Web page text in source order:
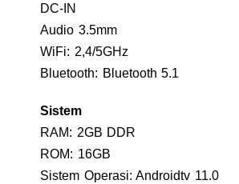
DC-IN
Audio 3.5mm
WiFi: 2,4/5GHz
Bluetooth: Bluetooth 5.1
Sistem
RAM: 2GB DDR
ROM: 16GB
Sistem Operasi: Androidtv 11.0